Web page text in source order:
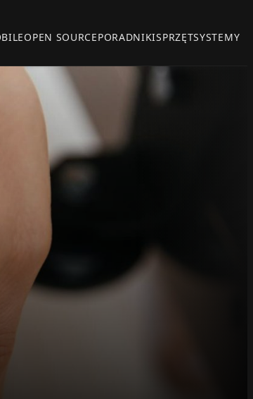
OPEN SOURCEPORADNIKISPRZĘTSYSTEMY